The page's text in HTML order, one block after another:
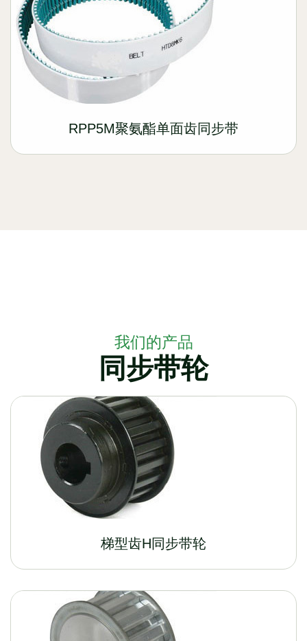
RPP5M聚氨酯单面齿同步带
我们的产品
同步带轮
梯型齿H同步带轮